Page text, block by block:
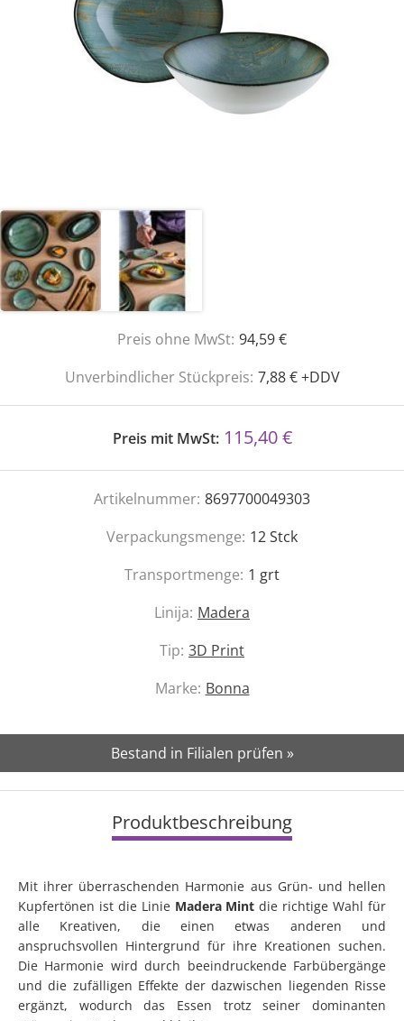
Preis ohne MwSt: 94,59 €
Unverbindlicher Stückpreis: 7,88 € +DDV
Preis mit MwSt: 115,40 €
Artikelnummer: 8697700049303
Verpackungsmenge: 12Stck
Transportmenge: 1 grt
Linija: Madera
Tip: 3D Print
Marke: Bonna
Bestand in Filialen prüfen »
Produktbeschreibung
Mit ihrer überraschenden Harmonie aus Grün- und hellen
Kupfertönen ist die Linie Madera Mint die richtige Wahl für
alle Kreativen, die einen etwas anderen und
anspruchsvollen Hintergrund für ihre Kreationen suchen.
Die Harmonie wird durch beeindruckende Farbübergänge
und die zufälligen Effekte der dazwischen liegenden Risse
ergänzt, wodurch das Essen trotz seiner dominanten